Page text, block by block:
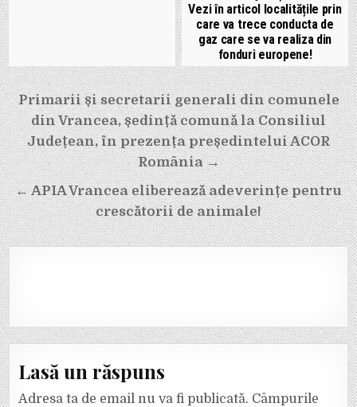
Vezi în articol localitățile prin
care va trece conducta de
gaz care se va realiza din
fonduri europene!
Navigare
în
articole
Primarii și secretarii generali din comunele
din Vrancea, ședință comună la Consiliul
Județean, în prezența președintelui ACOR
România →
← APIA Vrancea eliberează adeverințe pentru
crescătorii de animale!
Lasă un răspuns
Adresa ta de email nu va fi publicată. Câmpurile